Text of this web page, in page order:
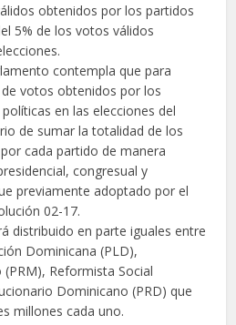
obtenidos por los partidos
5% de los votos válidos
contempla que para
votos obtenidos por los
en las elecciones del
de sumar la totalidad de los
cada partido de manera
congresual y
previamente adoptado por el
02-17.
distribuido en parte iguales entre
Dominicana (PLD),
Reformista Social
Dominicano (PRD) que
millones cada uno.